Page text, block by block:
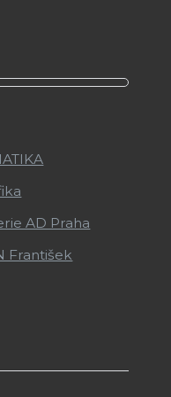
AD Praha
František